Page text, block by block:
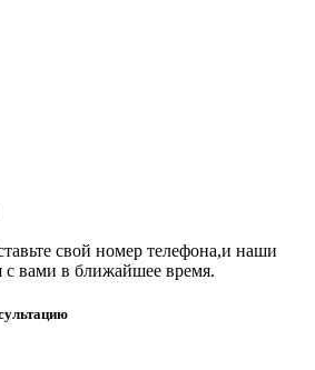
свой номер телефона,и наши
с вами в ближайшее время.